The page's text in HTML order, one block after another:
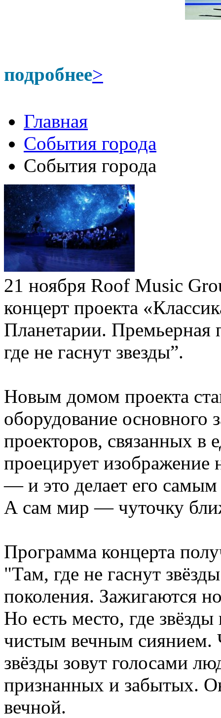
подробнее>
Главная
События города
События города
21 ноября Roof Music
концерт проекта
Планетарии. Премьерная
где не гаснут звезды”.
Новым домом проекта
оборудование основного
проекторов, связанных в
проецирует изображение
— и это делает его
А сам мир — чуточку
Программа концерта
"Там, где не гаснут
поколения. Зажигаются
Но есть место, где
чистым вечным сиянием.
звёзды зовут голосами
признанных и забытых.
вечной.